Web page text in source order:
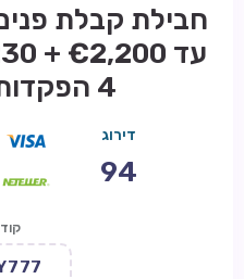
4 הפקדות ראשונות
דירוג
94
קוד